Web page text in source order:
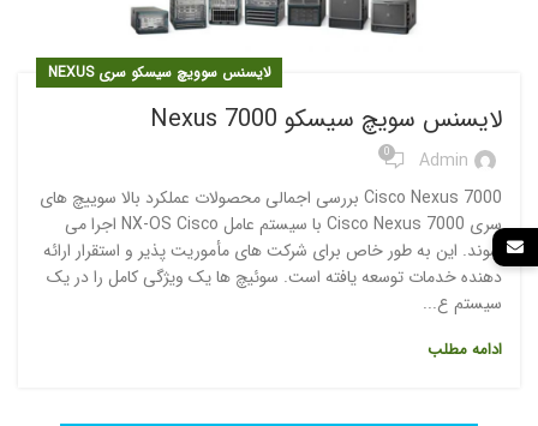
لایسنس سوویچ سیسکو سری NEXUS
لایسنس سویچ سیسکو Nexus 7000
Admin
0
Cisco Nexus 7000 بررسی اجمالی محصولات عملکرد بالا سوییچ های
سری Cisco Nexus 7000 با سیستم عامل NX-OS Cisco اجرا می
شوند. این به طور خاص برای شرکت های مأموریت پذیر و استقرار ارائه
دهنده خدمات توسعه یافته است. سوئیچ ها یک ویژگی کامل را در یک
سیستم ع...
ادامه مطلب